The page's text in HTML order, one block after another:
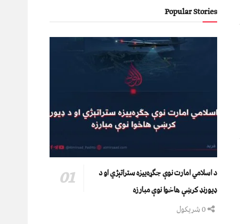
Popular Stories
د اسلامي امارت نوې جګړه‌ییزه ستراتېژي او د
ډیورنډ کرښې هاخوا نوې مبارزه